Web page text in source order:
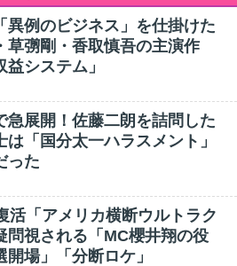
異例のビジネス」を仕掛けた
草彅剛・香取慎吾の主演作
益システム」
急展開！佐藤二朗を詰問した
は「国分太一ハラスメント」
った
活「アメリカ横断ウルトラク
問視される「MC櫻井翔の役
開場」「分断ロケ」